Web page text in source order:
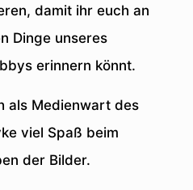
damit ihr euch an
Dinge unseres
erinnern könnt.
als Medienwart des
viel Spaß beim
der Bilder.